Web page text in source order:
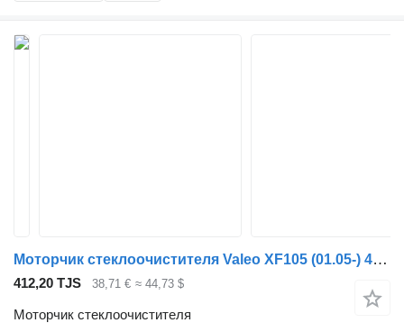
Моторчик стеклоочистителя Valeo XF105 (01.05-) 403.924 403924 для тягача DAF XF95, XF105 (2001-2014)
412,20 TJS 38,71 € ≈ 44,73 $
Моторчик стеклоочистителя